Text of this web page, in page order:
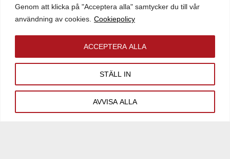
Genom att klicka på "Acceptera alla" samtycker du till vår
användning av cookies. Cookiepolicy
STÄLL IN
AVVISA ALLA
ACCEPTERA ALLA
Väppeby 7:238
Spjutvägen 36
Lokalyta:2 400 kvm
Tomtyta:3 994 kvm
HYRDON SVERIGE AB